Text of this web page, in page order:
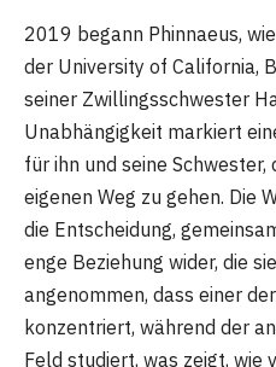
2019 begann Phinnaeus,
der University of California,
seiner Zwillingsschwester
Unabhängigkeit markiert
für ihn und seine Schwester,
eigenen Weg zu gehen. Die
die Entscheidung,
enge Beziehung wider, die
angenommen, dass einer
konzentriert, während der
Feld studiert, was zeigt,